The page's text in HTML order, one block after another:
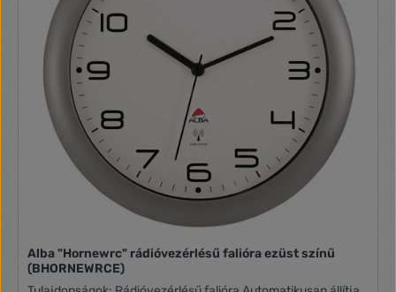
Alba "Hornewrc" rádióvezérlésű falióra ezüst színű
(BHORNEWRCE)